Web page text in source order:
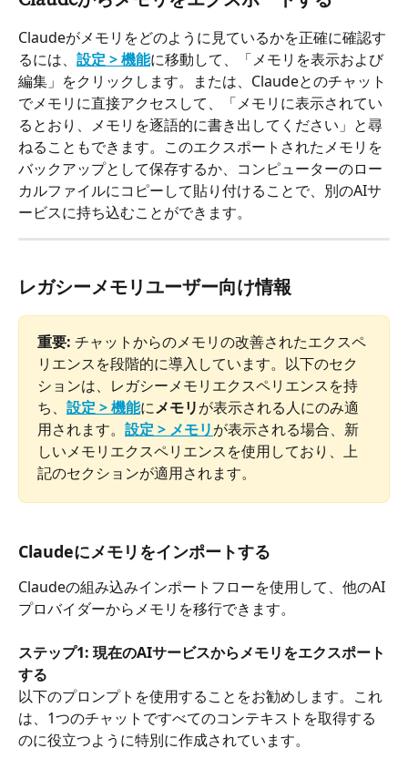
Claudeがメモリをどのように見ているかを正確に確認す
るには、 設定 > 機能に移動して、「メモリを表示および
編集」をクリックします。または、Claudeとのチャット
でメモリに直接アクセスして、「メモリに表示されてい
るとおり、メモリを逐語的に書き出してください」と尋
ねることもできます。このエクスポートされたメモリを
バックアップとして保存するか、コンピューターのロー
カルファイルにコピーして貼り付けることで、別のAIサ
ービスに持ち込むことができます。
レガシーメモリユーザー向け情報
重要: チャットからのメモリの改善されたエクスペ
リエンスを段階的に導入しています。以下のセク
ションは、レガシーメモリエクスペリエンスを持
ち、 設定 > 機能にメモリが表示される人にのみ適
用されます。 設定 > メモリが表示される場合、新
しいメモリエクスペリエンスを使用しており、上
記のセクションが適用されます。
Claudeにメモリをインポートする
Claudeの組み込みインポートフローを使用して、他のAI
プロバイダーからメモリを移行できます。
ステップ1: 現在のAIサービスからメモリをエクスポート
する
以下のプロンプトを使用することをお勧めします。これ
は、1つのチャットですべてのコンテキストを取得する
のに役立つように特別に作成されています。